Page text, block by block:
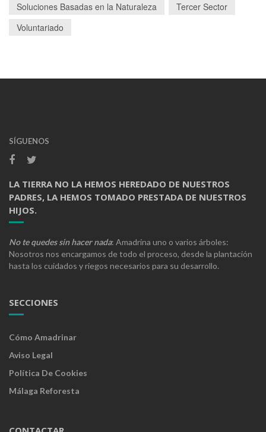
Soluciones Basadas en la Naturaleza
Tercer Sector
Voluntariado
SÍGUENOS
LA TIERRA NO LA HEMOS HEREDADO DE NUESTROS
PADRES, LA HEMOS TOMADO PRESTADA DE NUESTROS
HIJOS.
No te quedes sin hacer nada: Amadrina uno o varios árboles:
Nosotros nos encargamos de todo el proceso, desde la plantación
hasta los cuidados y riegos necesarios para su desarrollo.
SECCIONES
Cómo Amadrinar
Aviso Legal
Política De Cookies
Málaga Reforesta